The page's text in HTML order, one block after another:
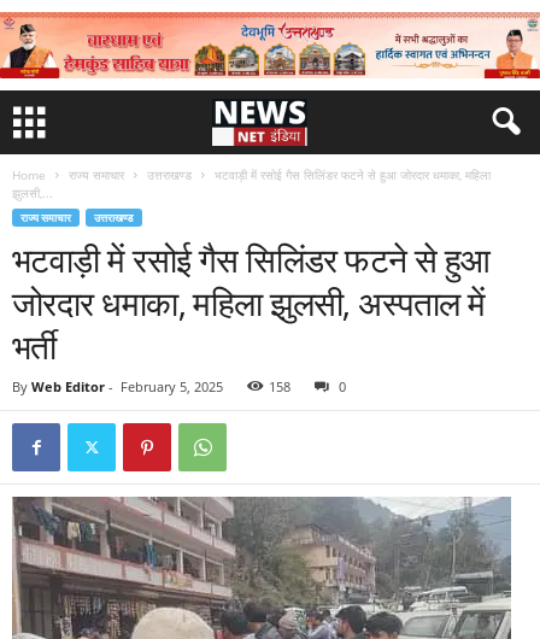
Home राज्य समाचार उत्तराखण्ड
भटवाड़ी में रसोई गैस सिलिंडर फटने से हुआ जोरदार धमाका, महिला
झुलसी,...
राज्य समाचार उत्तराखण्ड
भटवाड़ी में रसोई गैस सिलिंडर फटने से हुआ
जोरदार धमाका, महिला झुलसी, अस्पताल में
भर्ती
By Web Editor - February 5, 2025 158 0